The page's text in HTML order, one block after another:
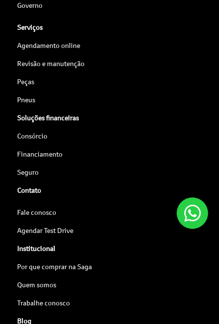
Governo
Serviços
Agendamento online
Revisão e manutenção
Peças
Pneus
Soluções financeiras
Consórcio
Financiamento
Seguro
Contato
Fale conosco
Agendar Test Drive
Institucional
Por que comprar na Saga
Quem somos
Trabalhe conosco
Blog